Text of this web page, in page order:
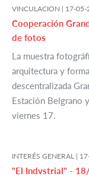
VINCULACION | 17-05-
Cooperación
de fotos
La muestra
arquitectura y
descentralizada
Estación Belgrano
viernes 17.
INTERÉS GENERAL |
"El Indvstrial" -